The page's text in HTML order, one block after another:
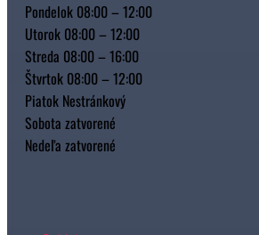
Pondelok 08:00 – 12:00
Utorok 08:00 – 12:00
Streda 08:00 – 16:00
Štvrtok 08:00 – 12:00
Piatok Nestránkový
Sobota zatvorené
Nedeľa zatvorené